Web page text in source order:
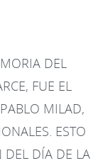
DEL
FUE EL
MILAD,
ESTO
DEL DÍA DE LA